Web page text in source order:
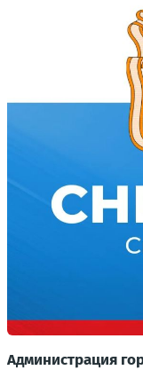
Администрация